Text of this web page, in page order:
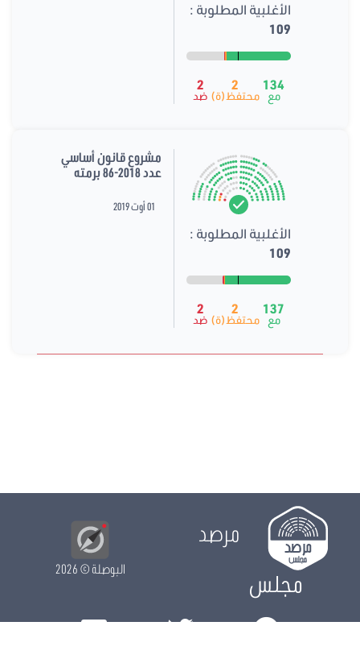
الأغلبية المطلوبة :
109
134
مع
2
محتفظ(ة)
2
ضد
الأغلبية المطلوبة :
109
137
مع
2
محتفظ(ة)
2
ضد
مشروع قانون أساسي
عدد 2018-86 برمته
01 أوت 2019
مرصد
مجلس
البوصلة© 2026